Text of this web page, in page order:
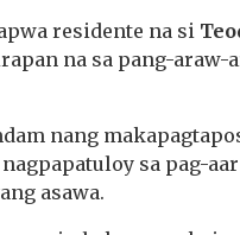
residente na si
na sa pang-araw-
nang
sa pag-
asawa.